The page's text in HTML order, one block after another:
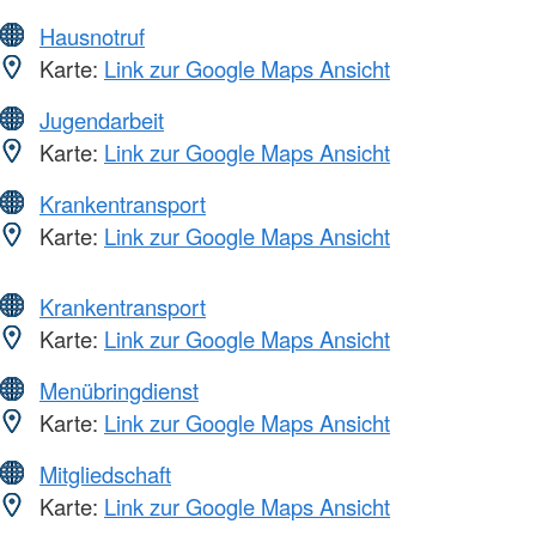
Hausnotruf
Karte: Link zur Google Maps Ansicht
Jugendarbeit
Karte: Link zur Google Maps Ansicht
Krankentransport
Karte: Link zur Google Maps Ansicht
Krankentransport
Karte: Link zur Google Maps Ansicht
Menübringdienst
Karte: Link zur Google Maps Ansicht
Mitgliedschaft
Karte: Link zur Google Maps Ansicht